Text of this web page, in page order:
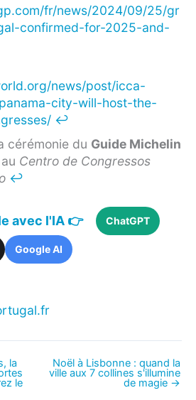
fr/news/2024/09/25/gr
confirmed-for-2025-and-
news/post/icca-
city-will-host-the-
↩︎
cérémonie du Guide Michelin
Centro de Congressos
↩︎
avec l'IA 👉 ChatGPT
Google AI
la
le
Noël à Lisbonne : quand la
ville aux 7 collines s'illumine
de magie →